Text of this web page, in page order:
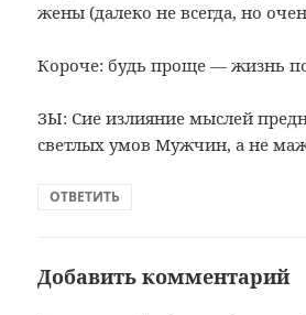
жены (далеко не всегда, но
Короче: будь проще — жизнь
ЗЫ: Сие излияние мыслей
светлых умов Мужчин, а не
ОТВЕТИТЬ
Добавить комментарий